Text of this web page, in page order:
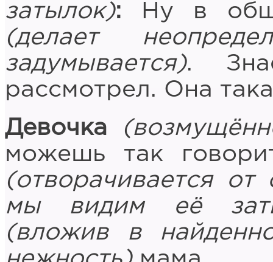
затылок): Ну в
(делает
задумывается).
рассмотрел. Она
Девочка
можешь так
(отворачивается
мы видим её
(вложив в